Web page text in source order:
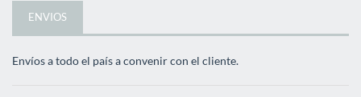
ENVIOS
Envíos a todo el país a convenir con el cliente.